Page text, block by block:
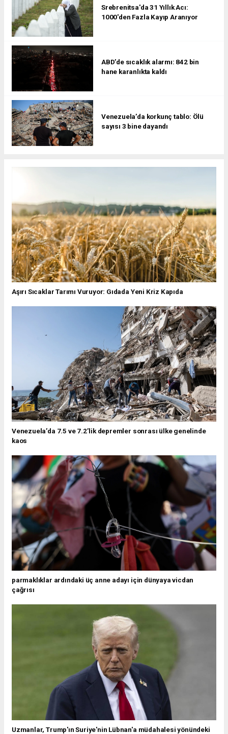
Srebrenitsa'da 31 Yıllık Acı:
1000'den Fazla Kayıp Aranıyor
ABD’de sıcaklık alarmı: 842 bin
hane karanlıkta kaldı
Venezuela’da korkunç tablo: Ölü
sayısı 3 bine dayandı
Aşırı Sıcaklar Tarımı Vuruyor: Gıdada Yeni Kriz Kapıda
Venezuela’da 7.5 ve 7.2’lik depremler sonrası ülke genelinde
kaos
parmaklıklar ardındaki üç anne adayı için dünyaya vicdan
çağrısı
Uzmanlar, Trump'ın Suriye'nin Lübnan'a müdahalesi yönündeki